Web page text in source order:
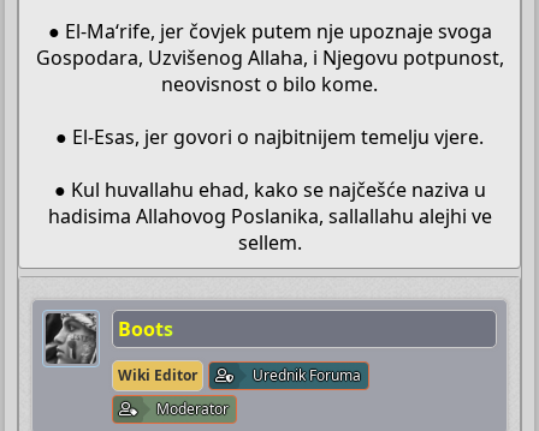
● El-Ma‘rife, jer čovjek putem nje upoznaje svoga
Gospodara, Uzvišenog Allaha, i Njegovu potpunost,
neovisnost o bilo kome.
● El-Esas, jer govori o najbitnijem temelju vjere.
● Kul huvallahu ehad, kako se najčešće naziva u
hadisima Allahovog Poslanika, sallallahu alejhi ve
sellem.​
Boots
Wiki Editor
Urednik Foruma
Moderator